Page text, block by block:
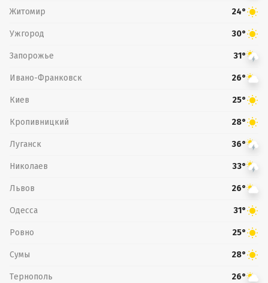
Житомир 24°
Ужгород 30°
Запорожье 31°
Ивано-Франковск 26°
Киев 25°
Кропивницкий 28°
Луганск 36°
Николаев 33°
Львов 26°
Одесса 31°
Ровно 25°
Сумы 28°
Тернополь 26°